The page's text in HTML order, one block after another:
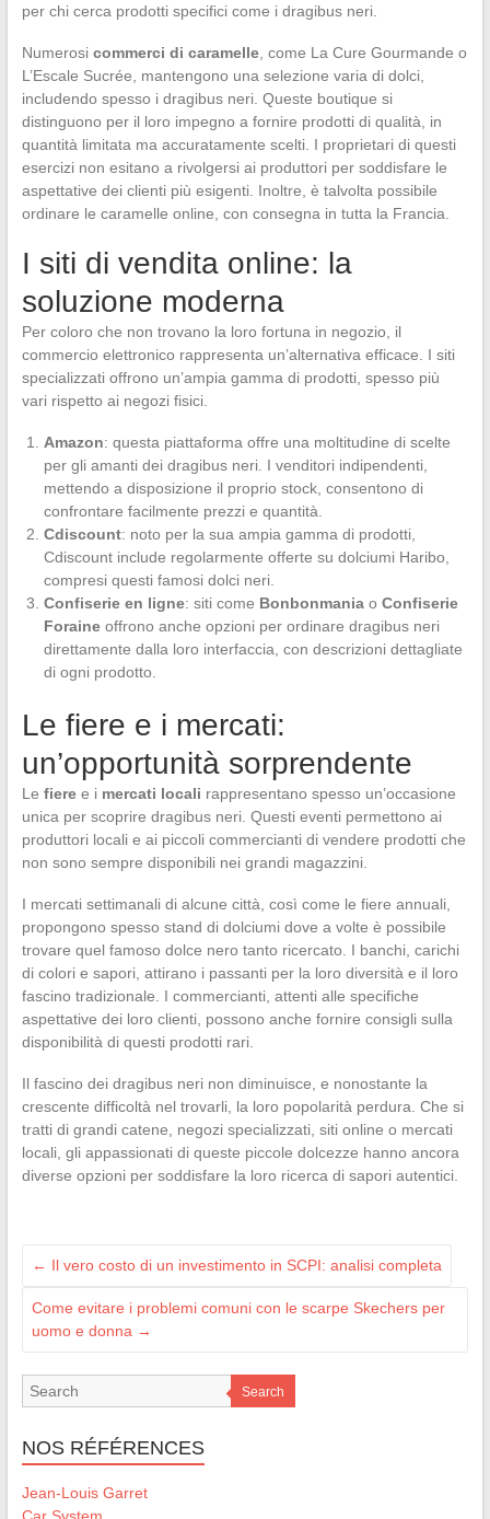
per chi cerca prodotti specifici come i dragibus neri.
Numerosi commerci di caramelle, come La Cure Gourmande o
L’Escale Sucrée, mantengono una selezione varia di dolci,
includendo spesso i dragibus neri. Queste boutique si
distinguono per il loro impegno a fornire prodotti di qualità, in
quantità limitata ma accuratamente scelti. I proprietari di questi
esercizi non esitano a rivolgersi ai produttori per soddisfare le
aspettative dei clienti più esigenti. Inoltre, è talvolta possibile
ordinare le caramelle online, con consegna in tutta la Francia.
I siti di vendita online: la
soluzione moderna
Per coloro che non trovano la loro fortuna in negozio, il
commercio elettronico rappresenta un’alternativa efficace. I siti
specializzati offrono un’ampia gamma di prodotti, spesso più
vari rispetto ai negozi fisici.
Amazon: questa piattaforma offre una moltitudine di scelte
per gli amanti dei dragibus neri. I venditori indipendenti,
mettendo a disposizione il proprio stock, consentono di
confrontare facilmente prezzi e quantità.
Cdiscount: noto per la sua ampia gamma di prodotti,
Cdiscount include regolarmente offerte su dolciumi Haribo,
compresi questi famosi dolci neri.
Confiserie en ligne: siti come Bonbonmaniao Confiserie
Foraineoffrono anche opzioni per ordinare dragibus neri
direttamente dalla loro interfaccia, con descrizioni dettagliate
di ogni prodotto.
Le fiere e i mercati:
un’opportunità sorprendente
Le fieree i mercati locali rappresentano spesso un’occasione
unica per scoprire dragibus neri. Questi eventi permettono ai
produttori locali e ai piccoli commercianti di vendere prodotti che
non sono sempre disponibili nei grandi magazzini.
I mercati settimanali di alcune città, così come le fiere annuali,
propongono spesso stand di dolciumi dove a volte è possibile
trovare quel famoso dolce nero tanto ricercato. I banchi, carichi
di colori e sapori, attirano i passanti per la loro diversità e il loro
fascino tradizionale. I commercianti, attenti alle specifiche
aspettative dei loro clienti, possono anche fornire consigli sulla
disponibilità di questi prodotti rari.
Il fascino dei dragibus neri non diminuisce, e nonostante la
crescente difficoltà nel trovarli, la loro popolarità perdura. Che si
tratti di grandi catene, negozi specializzati, siti online o mercati
locali, gli appassionati di queste piccole dolcezze hanno ancora
diverse opzioni per soddisfare la loro ricerca di sapori autentici.
← Il vero costo di un investimento in SCPI: analisi completa
Come evitare i problemi comuni con le scarpe Skechers per
uomo e donna →
Search
NOS RÉFÉRENCES
Jean-Louis Garret